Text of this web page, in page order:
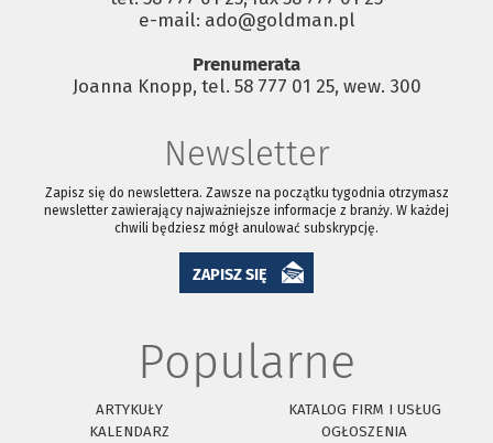
e-mail: ado@goldman.pl
Prenumerata
Joanna Knopp, tel. 58 777 01 25, wew. 300
Newsletter
Zapisz się do newslettera. Zawsze na początku tygodnia otrzymasz
newsletter zawierający najważniejsze informacje z branży. W każdej
chwili będziesz mógł anulować subskrypcję.
ZAPISZ SIĘ
Popularne
ARTYKUŁY
KATALOG FIRM I USŁUG
KALENDARZ
OGŁOSZENIA